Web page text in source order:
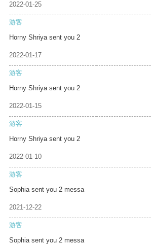
2022-01-25
游客
Horny Shriya sent you 2
2022-01-17
游客
Horny Shriya sent you 2
2022-01-15
游客
Horny Shriya sent you 2
2022-01-10
游客
Sophia sent you 2 messa
2021-12-22
游客
Sophia sent you 2 messa